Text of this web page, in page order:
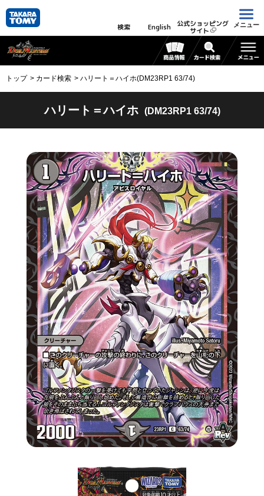
検索 English 公式ショッピング
サイト
メニュー
トップ カード検索 ハリート＝ハイホ(DM23RP1 63/74)
ハリート＝ハイホ (DM23RP1 63/74)